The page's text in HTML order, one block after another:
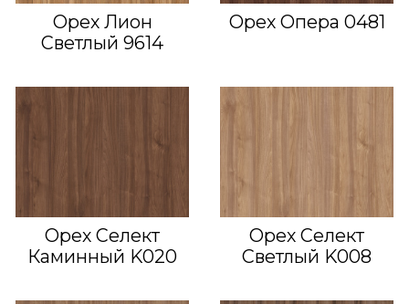
Орех Лион
Светлый 9614
Орех Опера 0481
Орех Селект
Каминный K020
Орех Селект
Светлый K008